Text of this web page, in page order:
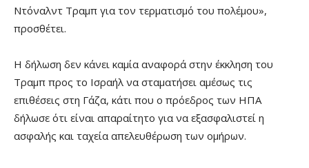
Ντόναλντ Τραμπ για τον τερματισμό του πολέμου»,
προσθέτει.
Η δήλωση δεν κάνει καμία αναφορά στην έκκληση του
Τραμπ προς το Ισραήλ να σταματήσει αμέσως τις
επιθέσεις στη Γάζα, κάτι που ο πρόεδρος των ΗΠΑ
δήλωσε ότι είναι απαραίτητο για να εξασφαλιστεί η
ασφαλής και ταχεία απελευθέρωση των ομήρων.